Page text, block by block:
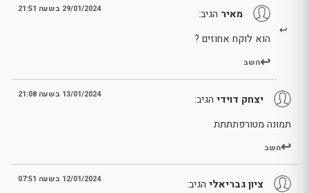
מאיר הגיב: 29/01/2024 בשעה 21:51
הוא לוקח אחוזים ?
השב
יצחק דוידי הגיב: 13/01/2024 בשעה 21:08
תמונה מטורפתתתת
השב
ציון גבריאלי הגיב: 12/01/2024 בשעה 07:51